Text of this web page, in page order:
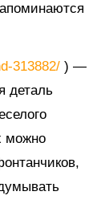
313882/ ) —
деталь
можно